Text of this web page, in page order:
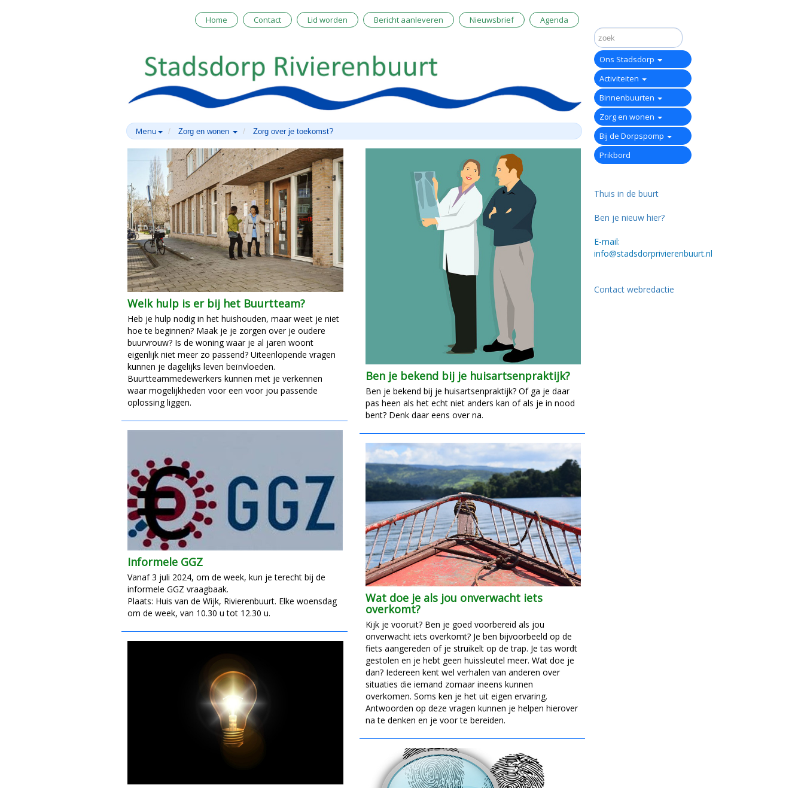
Home Contact Lid worden Bericht aanleveren Nieuwsbrief Agenda
Menu Zorg en wonen Zorg over je toekomst?
Welk hulp is er bij het Buurtteam?
Heb je hulp nodig in het huishouden, maar weet je niet
hoe te beginnen? Maak je je zorgen over je oudere
buurvrouw? Is de woning waar je al jaren woont
eigenlijk niet meer zo passend? Uiteenlopende vragen
kunnen je dagelijks leven beïnvloeden.
Buurtteammedewerkers kunnen met je verkennen
waar mogelijkheden voor een voor jou passende
oplossing liggen.
Informele GGZ
Vanaf 3 juli 2024, om de week, kun je terecht bij de
informele GGZ vraagbaak.
Plaats: Huis van de Wijk, Rivierenbuurt. Elke woensdag
om de week, van 10.30 u tot 12.30 u.
Ben je bekend bij je huisartsenpraktijk?
Ben je bekend bij je huisartsenpraktijk? Of ga je daar
pas heen als het echt niet anders kan of als je in nood
bent? Denk daar eens over na.
Wat doe je als jou onverwacht iets
overkomt?
Kijk je vooruit? Ben je goed voorbereid als jou
onverwacht iets overkomt? Je ben bijvoorbeeld op de
fiets aangereden of je struikelt op de trap. Je tas wordt
gestolen en je hebt geen huissleutel meer. Wat doe je
dan? Iedereen kent wel verhalen van anderen over
situaties die iemand zomaar ineens kunnen
overkomen. Soms ken je het uit eigen ervaring.
Antwoorden op deze vragen kunnen je helpen hierover
na te denken en je voor te bereiden.
Ons Stadsdorp
Activiteiten
Binnenbuurten
Zorg en wonen
Bij de Dorpspomp
Prikbord
Thuis in de buurt
Ben je nieuw hier?
E-mail:
info@stadsdorprivierenbuurt.nl
Contact webredactie